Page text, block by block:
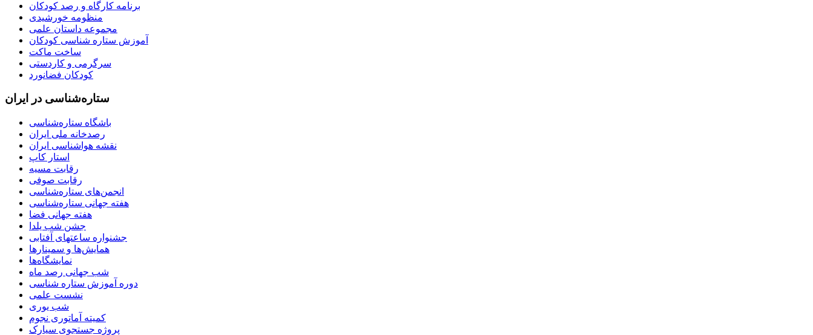
برنامه‌ کارگاه و رصد کودکان
منظومه خورشیدی
مجموعه داستان علمی
آموزش ستاره شناسی کودکان
ساخت ماکت
سرگرمی و کاردستی
کودکان فضانورد
ستاره‌شناسی در ایران
باشگاه ستاره‌شناسی
رصدخانه ملی ایران
نقشه هواشناسی ایران
استار کاپ
رقابت مسیه
رقابت صوفی
انجمن‌های ستاره‌شناسی
هفته جهانی ستاره‌شناسی
هفته جهانی فضا
جشن شب یلدا
جشنواره ساعتهای آفتابی
همایش‌ها و سمینارها
نمایشگاه‌ها
شب جهانی رصد ماه
دوره آموزش ستاره شناسی
نشست علمی
شب یوری
کمیته آماتوری نجوم
پروژه جستجوی سیارک